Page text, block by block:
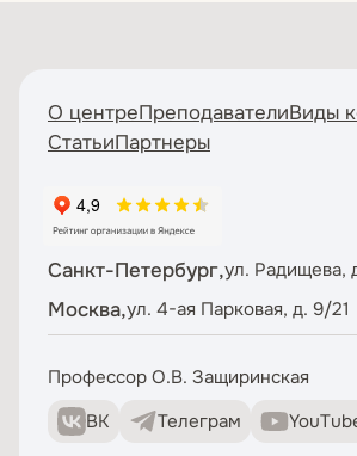
О центреПреподавателиВиды
СтатьиПартнеры
Санкт-Петербург,ул. Радищева,
Москва,ул. 4-ая Парковая, д. 9/21
Профессор О.В. Защиринская
ВК
Телеграм